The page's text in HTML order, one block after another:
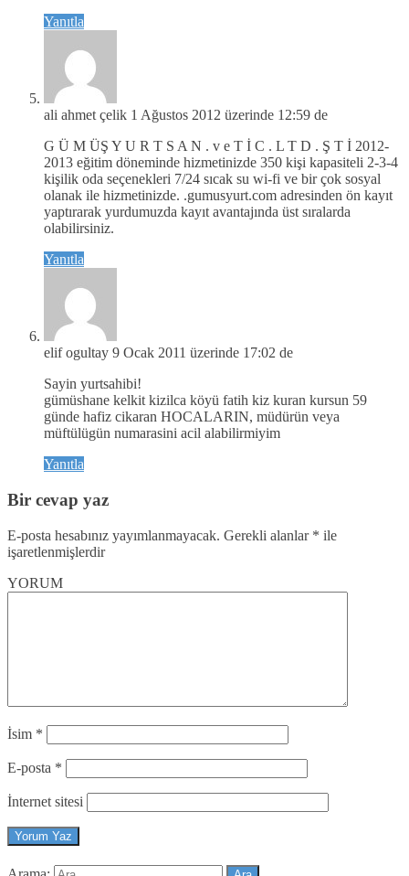
Yanıtla
ali ahmet çelik 1 Ağustos 2012 üzerinde 12:59 de
G Ü M ÜŞ Y U R T S A N . v e T İ C . L T D . Ş T İ 2012-
2013 eğitim döneminde hizmetinizde 350 kişi kapasiteli 2-3-4
kişilik oda seçenekleri 7/24 sıcak su wi-fi ve bir çok sosyal
olanak ile hizmetinizde. .gumusyurt.com adresinden ön kayıt
yaptırarak yurdumuzda kayıt avantajında üst sıralarda
olabilirsiniz.
Yanıtla
elif ogultay 9 Ocak 2011 üzerinde 17:02 de
Sayin yurtsahibi!
gümüshane kelkit kizilca köyü fatih kiz kuran kursun 59
günde hafiz cikaran HOCALARIN, müdürün veya
müftülügün numarasini acil alabilirmiyim
Yanıtla
Bir cevap yaz
E-posta hesabınız yayımlanmayacak. Gerekli alanlar * ile
işaretlenmişlerdir
YORUM
İsim *
E-posta *
İnternet sitesi